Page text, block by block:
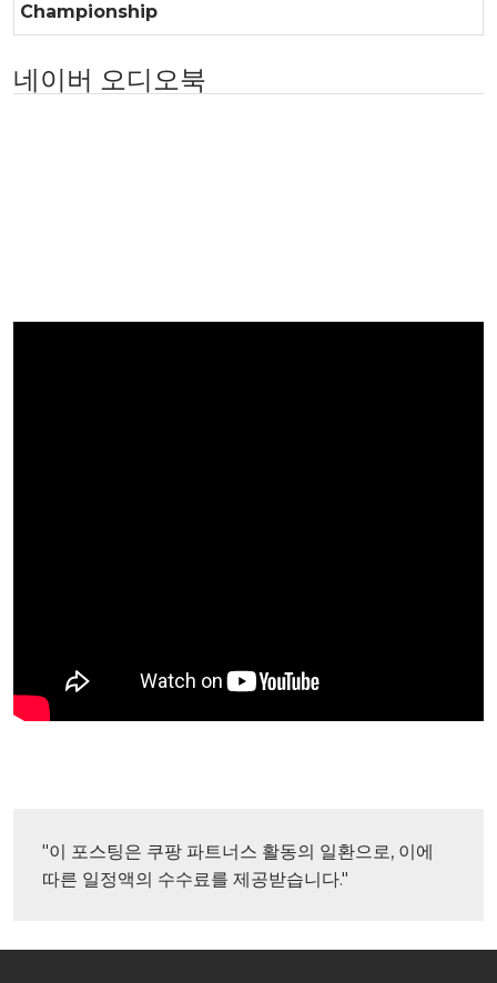
Championship
네이버 오디오북
"이 포스팅은 쿠팡 파트너스 활동의 일환으로, 이에
따른 일정액의 수수료를 제공받습니다."